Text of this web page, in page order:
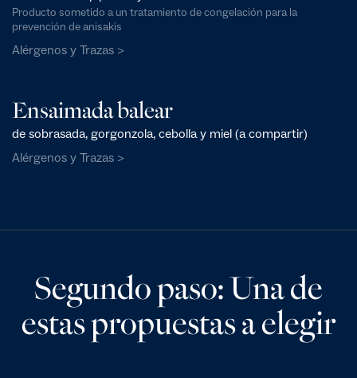
Producto sometido a un tratamiento de congelación para la
prevención de anisakis
Alérgenos y Trazas >
Ensaimada balear
de sobrasada, gorgonzola, cebolla y miel (a compartir)
Alérgenos y Trazas >
Segundo paso: Una de
estas propuestas a elegir